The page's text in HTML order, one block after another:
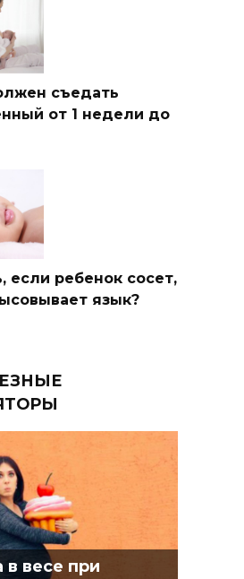
съедать
от 1 недели до
если ребенок сосет,
язык?
в весе при